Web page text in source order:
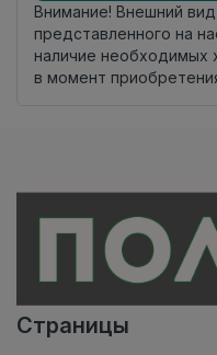
Внимание! Внешний
представленного на
наличие необходимых
в момент
Страницы